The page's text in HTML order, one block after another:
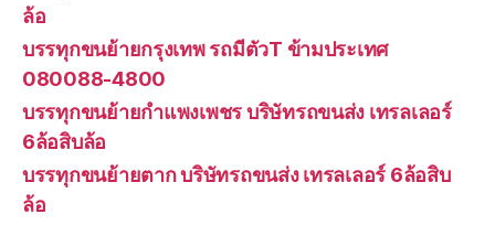
ล้อ
บรรทุกขนย้ายกรุงเทพ รถมีตัวT ข้ามประเทศ
080088-4800
บรรทุกขนย้ายกำแพงเพชร บริษัทรถขนส่ง เทรลเลอร์
6ล้อสิบล้อ
บรรทุกขนย้ายตาก บริษัทรถขนส่ง เทรลเลอร์ 6ล้อสิบ
ล้อ